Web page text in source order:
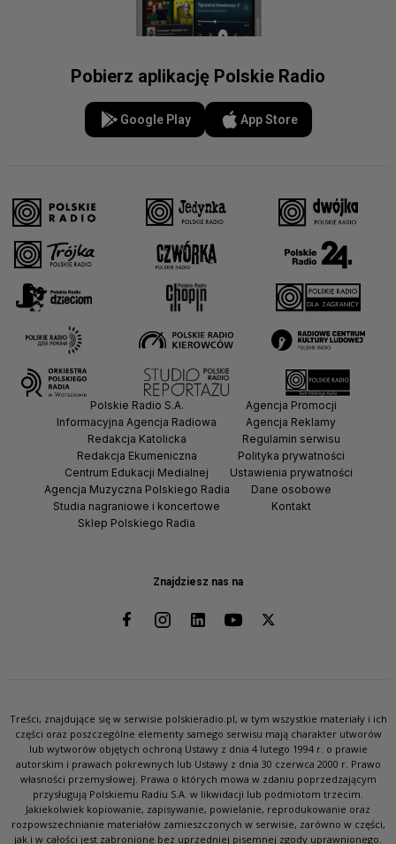
Pobierz aplikację Polskie Radio
Google Play App Store
Znajdziesz nas na
Polskie Radio S.A.
Informacyjna Agencja Radiowa
Redakcja Katolicka
Redakcja Ekumeniczna
Centrum Edukacji Medialnej
Agencja Muzyczna Polskiego Radia
Studia nagraniowe i koncertowe
Sklep Polskiego Radia
Agencja Promocji
Agencja Reklamy
Regulamin serwisu
Polityka prywatności
Ustawienia prywatności
Dane osobowe
Kontakt
Treści, znajdujące się w serwisie polskieradio.pl, w tym wszystkie materiały i ich
części oraz poszczególne elementy samego serwisu mają charakter utworów
lub wytworów objętych ochroną Ustawy z dnia 4 lutego 1994 r. o prawie
autorskim i prawach pokrewnych lub Ustawy z dnia 30 czerwca 2000 r. Prawo
własności przemysłowej. Prawa o których mowa w zdaniu poprzedzającym
przysługują Polskiemu Radiu S.A. w likwidacji lub podmiotom trzecim.
Jakiekolwiek kopiowanie, zapisywanie, powielanie, reprodukowanie oraz
rozpowszechnianie materiałów zamieszczonych w serwisie, zarówno w części,
jak i w całości jest zabronione bez uprzedniej pisemnej zgody uprawnionego.